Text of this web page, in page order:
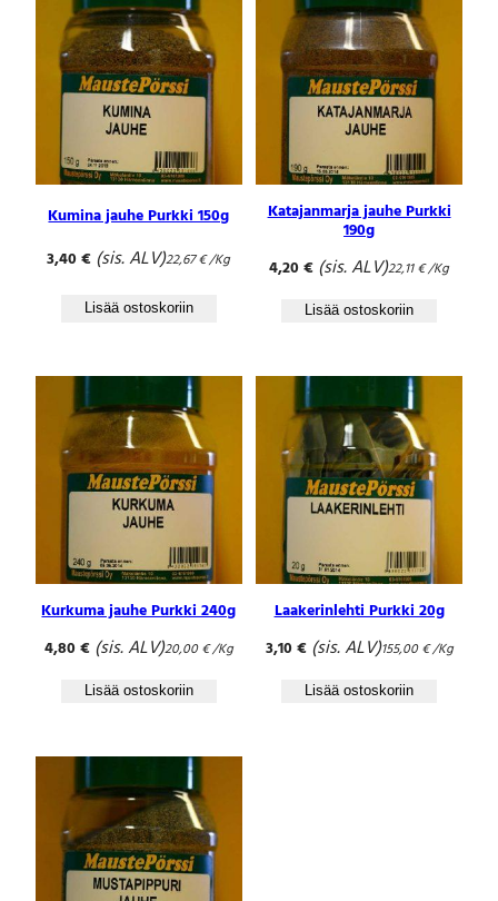
h
e
P
u
r
k
k
i
3
0
g
Kumina jauhe Purkki 150g
3,40€ (sis. ALV)22,67€/Kg
Lisää ostoskoriin
Katajanmarja jauhe Purkki
190g
4,20€ (sis. ALV)22,11€/Kg
Lisää ostoskoriin
Kurkuma jauhe Purkki 240g
4,80€ (sis. ALV)20,00€/Kg
Lisää ostoskoriin
Laakerinlehti Purkki 20g
3,10€ (sis. ALV)155,00€/Kg
Lisää ostoskoriin